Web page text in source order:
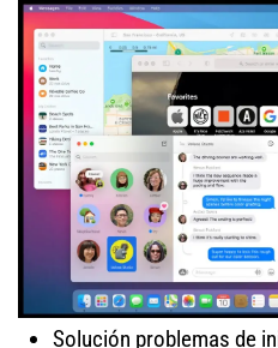
Solución problemas de